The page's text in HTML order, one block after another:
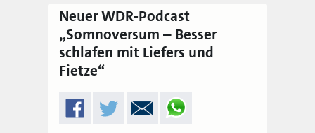
Neuer WDR-Podcast
„Somnoversum – Besser
schlafen mit Liefers und
Fietze“